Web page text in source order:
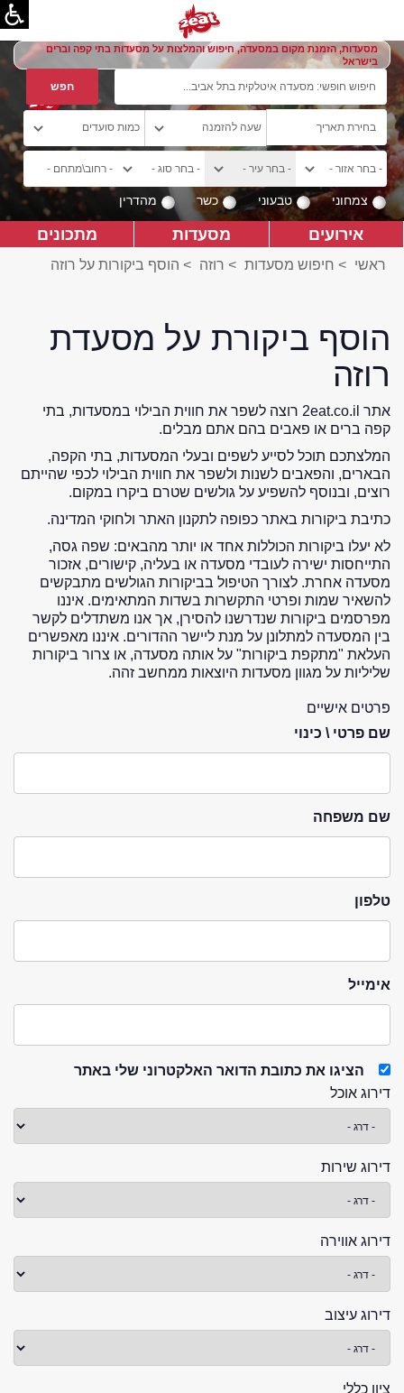
מסעדות, הזמנת מקום במסעדה, חיפוש והמלצות על מסעדות בתי קפה וברים
בישראל
צמחוני טבעוני כשר מהדרין
אירועים מסעדות מתכונים
ראשי > חיפוש מסעדות > רוזה > הוסף ביקורות על רוזה
הוסף ביקורת על מסעדת
רוזה
אתר 2eat.co.il רוצה לשפר את חווית הבילוי במסעדות, בתי
קפה ברים או פאבים בהם אתם מבלים.
המלצתכם תוכל לסייע לשפים ובעלי המסעדות, בתי הקפה,
הבארים, והפאבים לשנות ולשפר את חווית הבילוי לכפי שהייתם
רוצים, ובנוסף להשפיע על גולשים שטרם ביקרו במקום.
כתיבת ביקורות באתר כפופה לתקנון האתר ולחוקי המדינה.
לא יעלו ביקורות הכוללות אחד או יותר מהבאים: שפה גסה,
התייחסות ישירה לעובדי מסעדה או בעליה, קישורים, אזכור
מסעדה אחרת. לצורך הטיפול בביקורות הגולשים מתבקשים
להשאיר שמות ופרטי התקשרות בשדות המתאימים. איננו
מפרסמים ביקורות שנדרשנו להסירן, אך אנו משתדלים לקשר
בין המסעדה למתלונן על מנת ליישר ההדורים. איננו מאפשרים
העלאת "מתקפת ביקורות" על אותה מסעדה, או צרור ביקורות
שליליות על מגוון מסעדות היוצאות ממחשב זהה.
פרטים אישיים
שם פרטי \ כינוי
שם משפחה
טלפון
אימייל
הציגו את כתובת הדואר האלקטרוני שלי באתר
דירוג אוכל
דירוג שירות
דירוג אווירה
דירוג עיצוב
ציון כללי